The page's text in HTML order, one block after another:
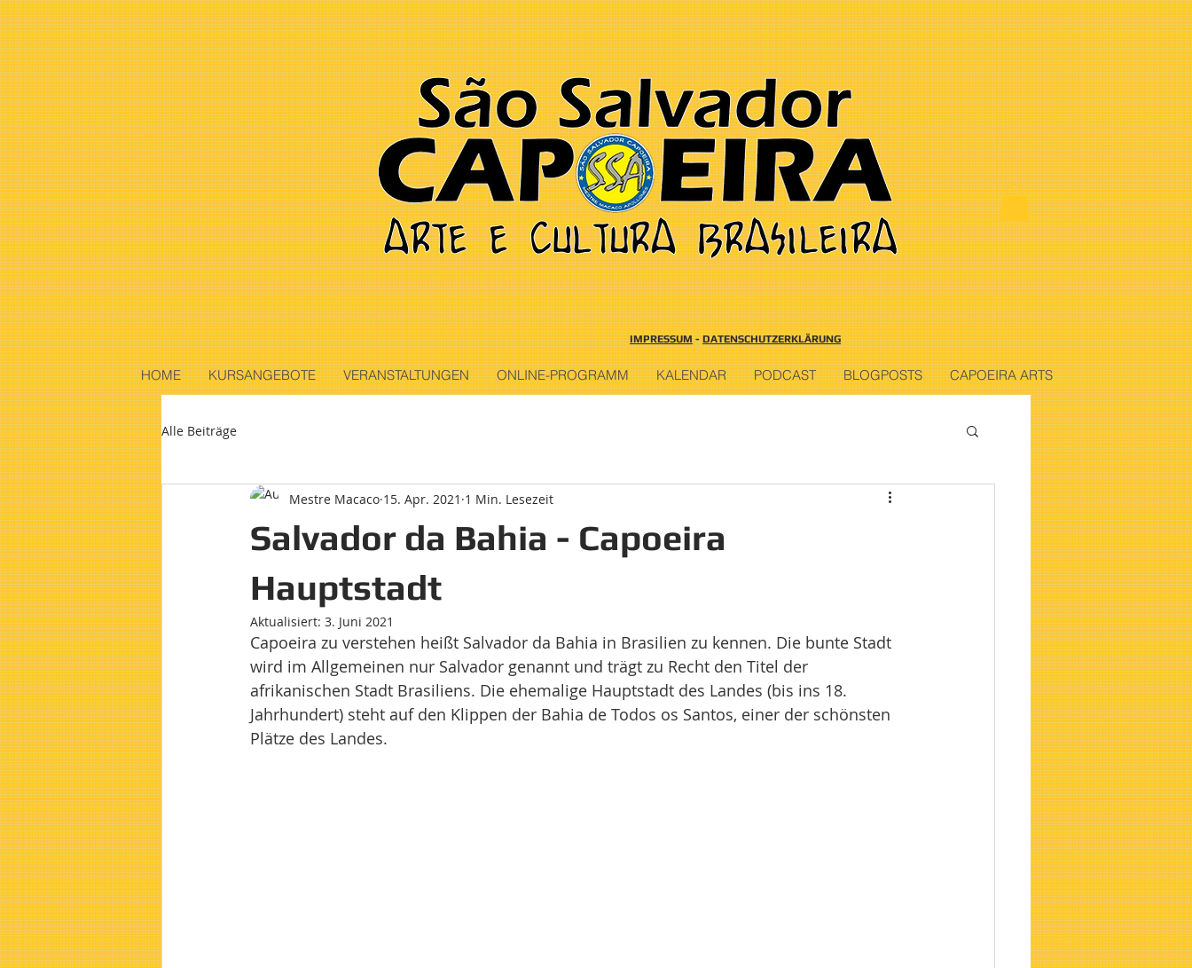
IMPRESSUM-DATENSCHUTZERKLÄRUNG
HOME KURSANGEBOTE VERANSTALTUNGEN ONLINE-PROGRAMM KALENDAR PODCAST BLOGPOSTS CAPOEIRA ARTS
Alle Beiträge
Salvador da Bahia - Capoeira
Hauptstadt
Mestre Macaco 15. Apr. 2021 1 Min. Lesezeit
Aktualisiert: 3. Juni 2021
Capoeira zu verstehen heißt Salvador da Bahia in Brasilien zu kennen. Die bunte Stadt
wird im Allgemeinen nur Salvador genannt und trägt zu Recht den Titel der
afrikanischen Stadt Brasiliens. Die ehemalige Hauptstadt des Landes (bis ins 18.
Jahrhundert) steht auf den Klippen der Bahia de Todos os Santos, einer der schönsten
Plätze des Landes.